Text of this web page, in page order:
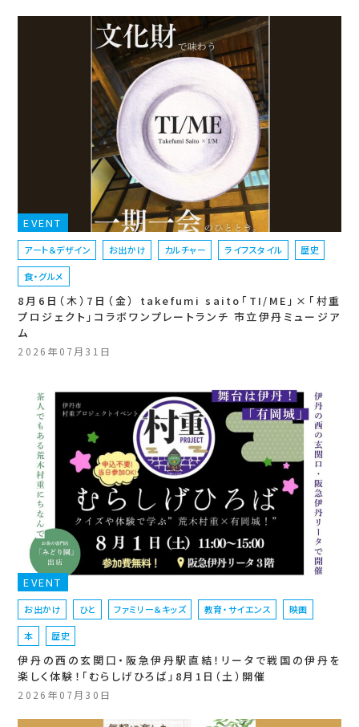
EVENT
アート＆デザイン お出かけ カルチャー ライフスタイル 歴史
食・グルメ
8月6日（木）7日（金） takefumi saito「TI/ME」×「村重
プロジェクト」コラボワンプレートランチ 市立伊丹ミュージア
ム
2026年07月31日
EVENT
お出かけ ひと ファミリー＆キッズ 教育・サイエンス 映画
本 歴史
伊丹の西の玄関口・阪急伊丹駅直結！リータで戦国の伊丹を
楽しく体験！「むらしげひろば」8月1日（土）開催
2026年07月30日